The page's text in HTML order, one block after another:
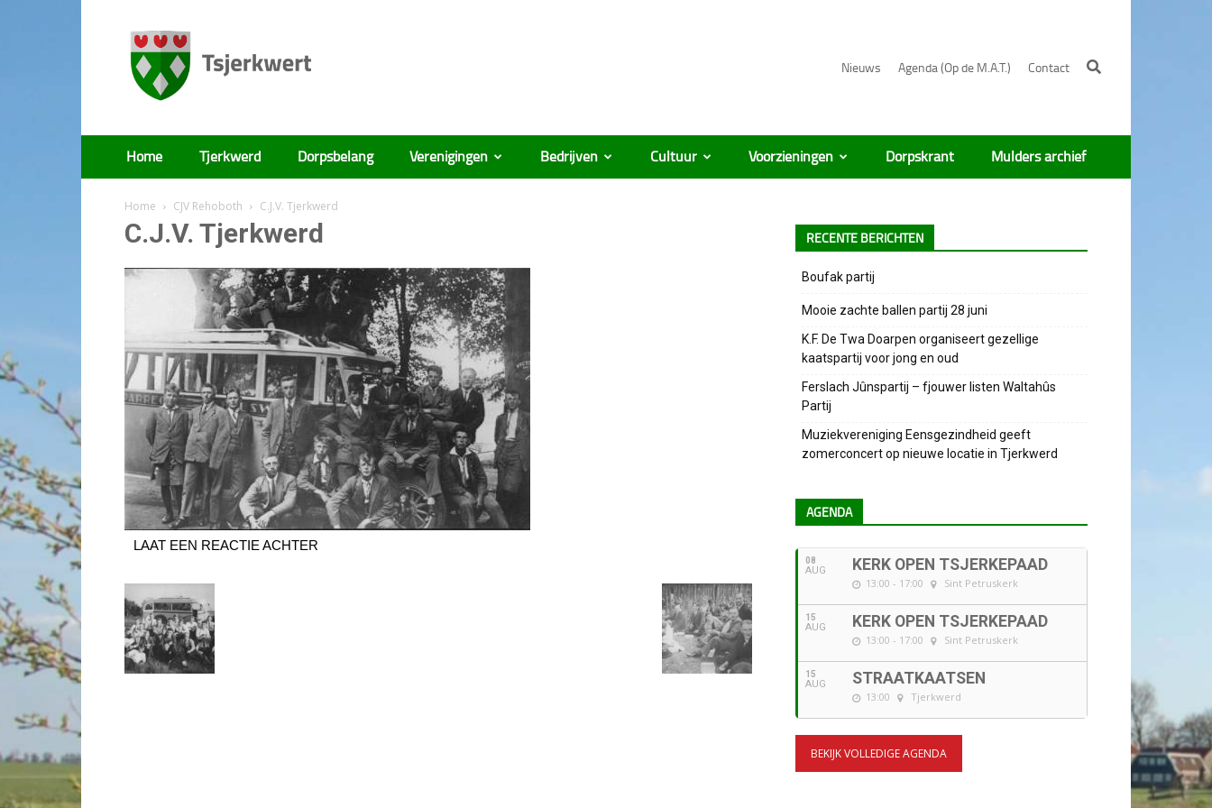
Nieuws Agenda (Op de M.A.T.) Contact
Tsjerkwert
Home Tjerkwerd Dorpsbelang Verenigingen Bedrijven Cultuur Voorzieningen Dorpskrant Mulders archief
Home CJV Rehoboth C.J.V. Tjerkwerd
C.J.V. Tjerkwerd
LAAT EEN REACTIE ACHTER
RECENTE BERICHTEN
Boufak partij
Mooie zachte ballen partij 28 juni
K.F. De Twa Doarpen organiseert gezellige
kaatspartij voor jong en oud
Ferslach Jûnspartij – fjouwer listen Waltahûs
Partij
Muziekvereniging Eensgezindheid geeft
zomerconcert op nieuwe locatie in Tjerkwerd
AGENDA
08
AUG KERK OPEN TSJERKEPAAD
13:00 - 17:00 Sint Petruskerk
15
AUG KERK OPEN TSJERKEPAAD
13:00 - 17:00 Sint Petruskerk
15
AUG STRAATKAATSEN
13:00 Tjerkwerd
BEKIJK VOLLEDIGE AGENDA